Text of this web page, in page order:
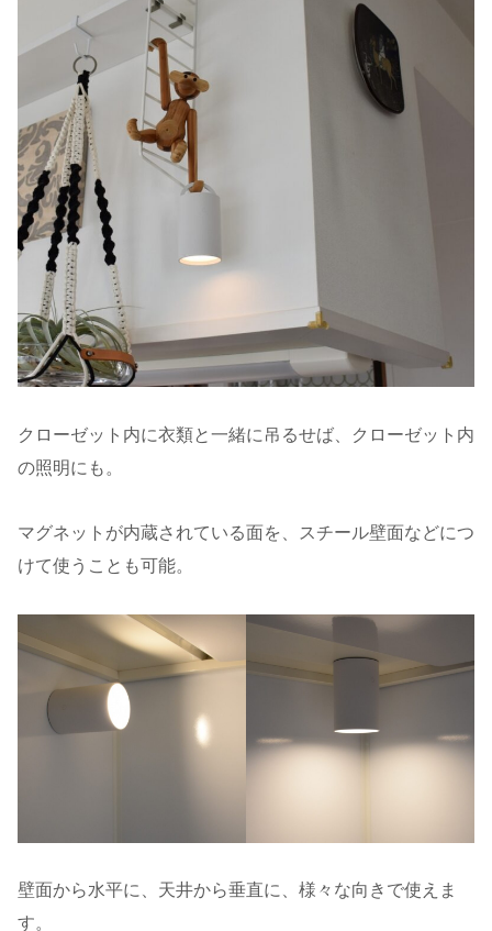
クローゼット内に衣類と一緒に吊るせば、クローゼット内
の照明にも。
マグネットが内蔵されている面を、スチール壁面などにつ
けて使うことも可能。
壁面から水平に、天井から垂直に、様々な向きで使えま
す。